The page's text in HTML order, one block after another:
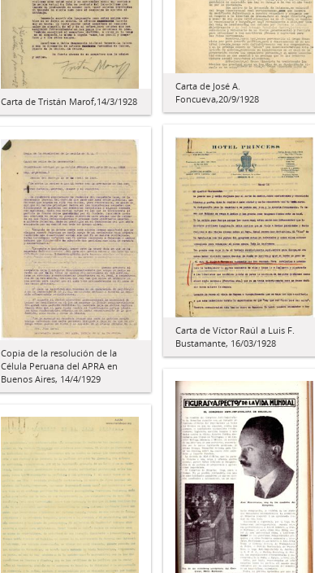
Carta de José A.
Foncueva,20/9/1928
Carta de Tristán Marof,14/3/1928
Carta de Víctor Raúl a Luis F.
Bustamante, 16/03/1928
Copia de la resolución de la
Célula Peruana del APRA en
Buenos Aires, 14/4/1929